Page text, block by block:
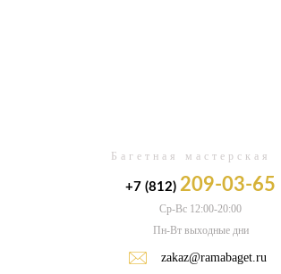
Багетная мастерская
+7 (812) 209-03-65
Ср-Вс 12:00-20:00
Пн-Вт выходные дни
zakaz@ramabaget.ru